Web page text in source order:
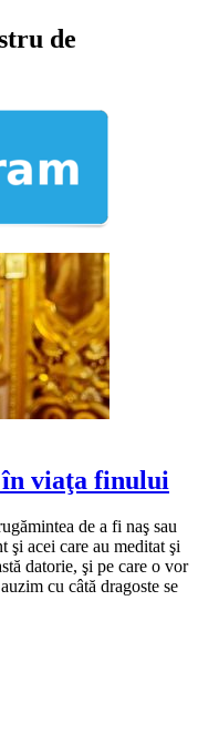
de
viaţa finului
de a fi naş sau
şi acei care au meditat şi
datorie, şi pe care o vor
cu câtă dragoste se